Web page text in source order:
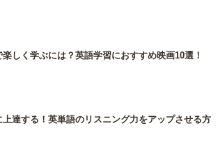
楽しく学ぶには？英語学習におすすめ映画10選！
上達する！英単語のリスニング力をアップさせる方